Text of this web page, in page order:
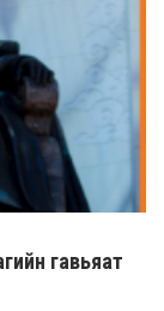
гавьяат